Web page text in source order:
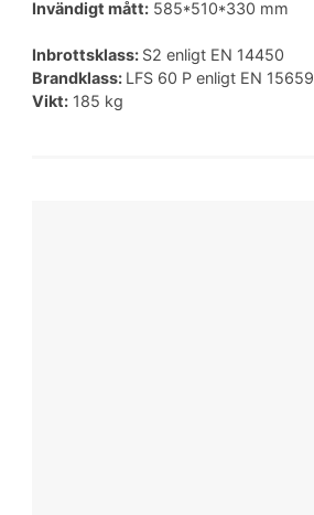
Invändigt mått:585*510*330 mm
Inbrottsklass: S2 enligt EN 14450
Brandklass: LFS 60 P enligt EN 15659
Vikt:185 kg